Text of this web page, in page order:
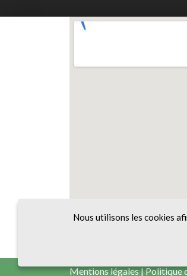
Mentions légales|Politique
Nous utilisons les cookies